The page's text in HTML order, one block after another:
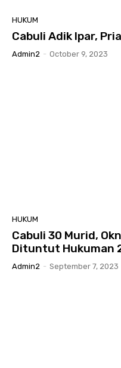
HUKUM
Cabuli Adik Ipar,
Admin2 - October 9, 2023
HUKUM
Cabuli 30 Murid,
Dituntut Hukuman
Admin2 - September 7, 2023